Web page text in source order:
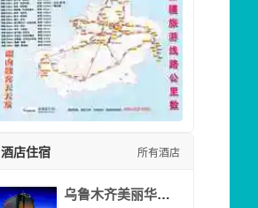
酒店住宿 所有酒店
乌鲁木齐美丽华大酒